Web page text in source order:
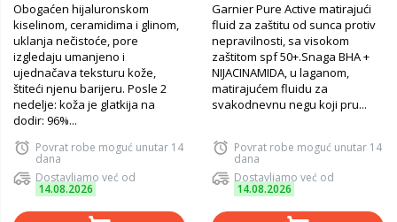
Obogaćen hijaluronskom
kiselinom, ceramidima i glinom,
uklanja nečistoće, pore
izgledaju umanjeno i
ujednačava teksturu kože,
štiteći njenu barijeru. Posle 2
nedelje: koža je glatkija na
dodir: 96%...
Povrat robe moguć unutar 14
dana
Dostavljamo već od
14.08.2026
Garnier Pure Active matirajući
fluid za zaštitu od sunca protiv
nepravilnosti, sa visokom
zaštitom spf 50+.​ ​ Snaga BHA +
NIJACINAMIDA, u laganom,
matirajućem fluidu za
svakodnevnu negu koji pru...
Povrat robe moguć unutar 14
dana
Dostavljamo već od
14.08.2026